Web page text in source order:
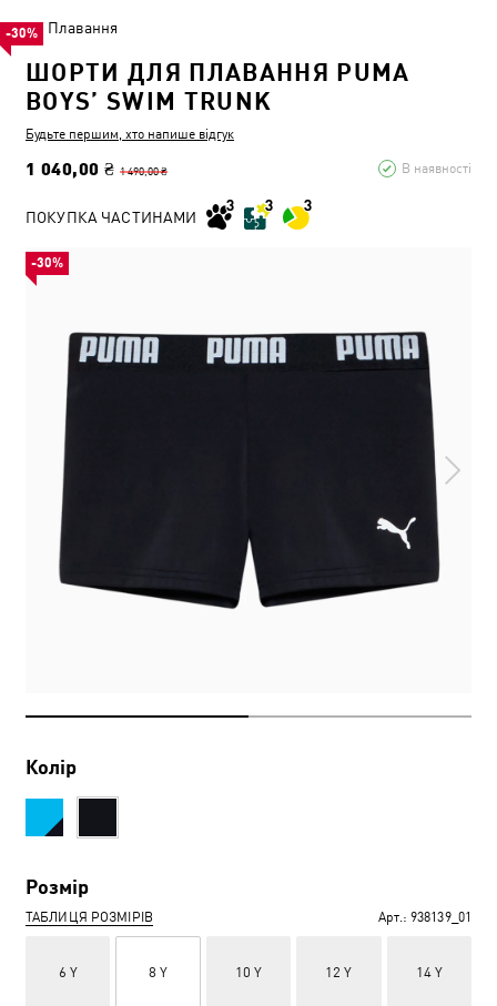
Плавання
ШОРТИ ДЛЯ ПЛАВАННЯ PUMA
BOYS’‎ SWIM TRUNK
Будьте першим, хто напише відгук
1 040,00 ₴ 1 490,00 ₴ В наявності
-30%
ПОКУПКА ЧАСТИНАМИ
Колір
Розмір
ТАБЛИЦЯ РОЗМІРІВ Арт.: 938139_01
6 Y 8 Y 10 Y 12 Y 14 Y
-30%